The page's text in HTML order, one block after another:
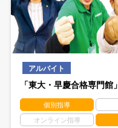
アルバイト
「東大・早慶合格専門館」
個別指導
オンライン指導